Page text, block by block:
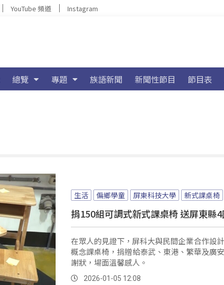
YouTube 頻道 Instagram
總覽 專題 族語新聞 新聞性節目 節目表
生活 偏鄉學童 屏東科技大學 新式課桌椅
捐150組可調式新式課桌椅 送屏東縣
在眾人的見證下，屏科大與民間企業合作設
概念課桌椅，捐贈給泰武、東港、繁華及廣
謝狀，場面溫馨感人。
2026-01-05 12:08